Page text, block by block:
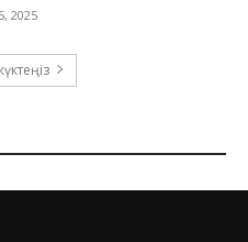
2025